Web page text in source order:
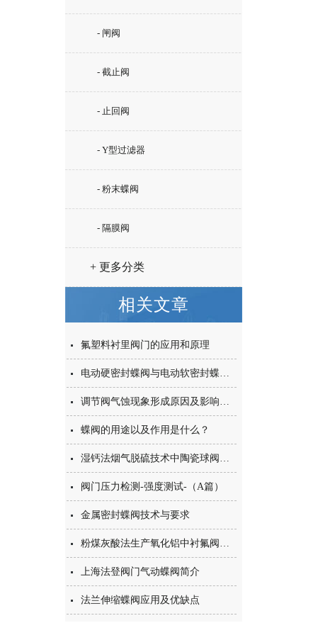
- 闸阀
- 截止阀
- 止回阀
- Y型过滤器
- 粉末蝶阀
- 隔膜阀
+ 更多分类
相关文章
氟塑料衬里阀门的应用和原理
电动硬密封蝶阀与电动软密封蝶阀的区别在哪里？
调节阀气蚀现象形成原因及影响有哪些？
蝶阀的用途以及作用是什么？
湿钙法烟气脱硫技术中陶瓷球阀在脱硫技术中应用？陶瓷阀优势及性价比？
阀门压力检测-强度测试-（A篇）
金属密封蝶阀技术与要求
粉煤灰酸法生产氧化铝中衬氟阀门和陶瓷阀的应用探讨
上海法登阀门气动蝶阀简介
法兰伸缩蝶阀应用及优缺点